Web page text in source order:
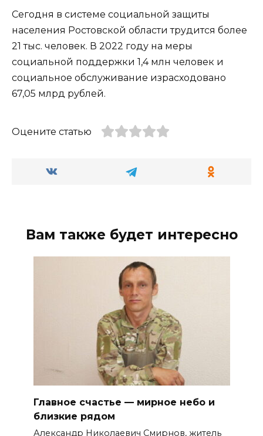
Сегодня в системе социальной защиты
населения Ростовской области трудится более
21 тыс. человек. В 2022 году на меры
социальной поддержки 1,4 млн человек и
социальное обслуживание израсходовано
67,05 млрд рублей.
Оцените статью
Вам также будет интересно
Главное счастье — мирное небо и
близкие рядом
Александр Николаевич Смирнов, житель